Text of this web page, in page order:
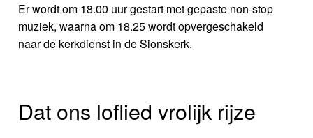
Er wordt om 18.00 uur gestart met gepaste non-stop
muziek, waarna om 18.25 wordt opvergeschakeld
naar de kerkdienst in de Sionskerk.
Dat ons loflied vrolijk rijze